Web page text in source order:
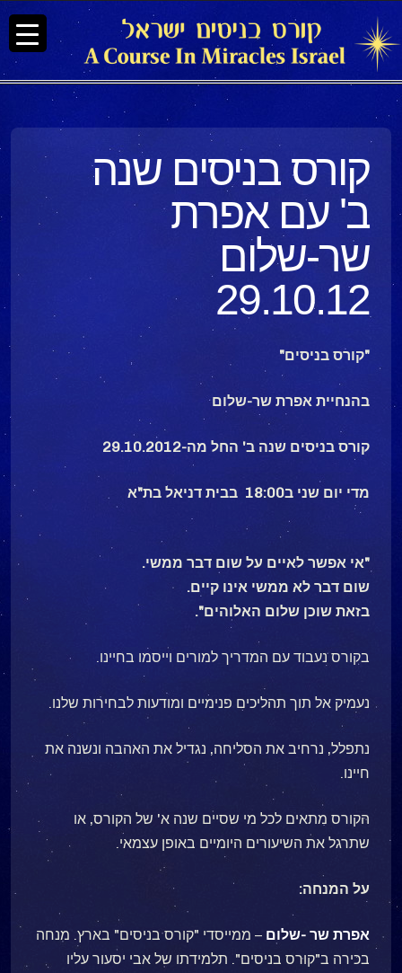
קורס בניסים שנה
ב' עם אפרת
שר-שלום
29.10.12
"קורס בניסים"
בהנחיית אפרת שר-שלום
קורס בניסים שנה ב' החל מה-29.10.2012
מדי יום שני ב18:00 בבית דניאל בת"א
"אי אפשר לאיים על שום דבר ממשי.
שום דבר לא ממשי אינו קיים.
בזאת שוכן שלום האלוהים".
בקורס נעבוד עם המדריך למורים וייסמו בחיינו.
נעמיק אל תוך תהליכים פנימיים ומודעות לבחירות שלנו.
נתפלל, נרחיב את הסליחה, נגדיל את האהבה ונשנה את
חיינו.
הקורס מתאים לכל מי שסיים שנה א' של הקורס, או
שתרגל את השיעורים היומיים באופן עצמאי.
על המנחה:
אפרת שר -שלום– ממייסדי "קורס בניסים" בארץ. מנחה
בכירה ב"קורס בניסים". תלמידתו של אבי יסעור עליו